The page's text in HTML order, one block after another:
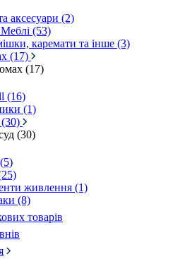
аксесуари (2)
(53)
каремати та інше (3)
(17)
(17)
(16)
(1)
(30)
живлення (1)
(8)
товарів